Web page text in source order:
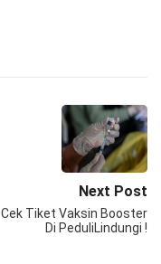
Next Post
Cek Tiket Vaksin Booster
Di PeduliLindungi !